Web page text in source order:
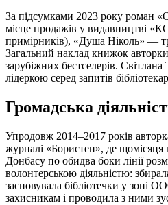
За підсумками 2023 року роман
місце продажів у видавництві
примірників), «Душа Ніколь» —
Загальний наклад книжок
зарубіжних бестселерів.
лідеркою серед запитів
Громадська
Упродовж 2014–2017 років
журналі «Бористен», де щомісяця
Донбасу по обидва боки лінії
волонтерською діяльністю:
засновувала бібліотечки у зоні
захисникам і проводила з ними